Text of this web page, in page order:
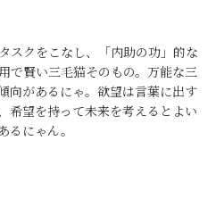
クをこなし、「内助の功」的な
で賢い三毛猫そのもの。万能な三
向があるにゃ。欲望は言葉に出す
望を持って未来を考えるとよい
るにゃん。